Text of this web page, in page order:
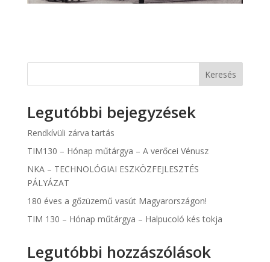
Keresés
Legutóbbi bejegyzések
Rendkívüli zárva tartás
TIM130 – Hónap műtárgya – A verőcei Vénusz
NKA – TECHNOLÓGIAI ESZKÖZFEJLESZTÉS
PÁLYÁZAT
180 éves a gőzüzemű vasút Magyarországon!
TIM 130 – Hónap műtárgya – Halpucoló kés tokja
Legutóbbi hozzászólások